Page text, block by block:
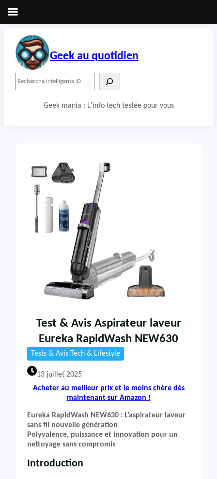
contenu
Geek au quotidien
Geek mania : L'info tech testée pour vous
Test & Avis Aspirateur laveur
Eureka RapidWash NEW630
Tests & Avis Tech & Lifestyle
13 juillet 2025
Acheter au meilleur prix et le moins chère dès
maintenant sur Amazon !
Eureka RapidWash NEW630 : L’aspirateur laveur
sans fil nouvelle génération
Polyvalence, puissance et innovation pour un
nettoyage sans compromis
Introduction